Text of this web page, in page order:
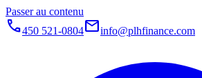
Passer au contenu
call450 521-0804mailinfo@plhfinance.com